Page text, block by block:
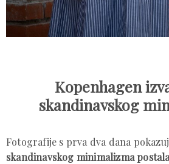
Kopenhagen
skandinavskog
Fotografije s prva dva dana
skandinavskog minimalizma